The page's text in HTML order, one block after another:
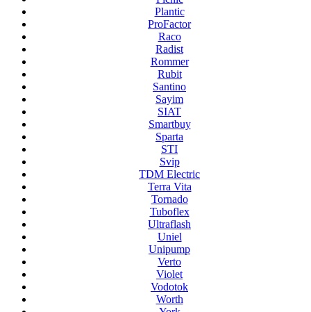
Plantic
ProFactor
Raco
Radist
Rommer
Rubit
Santino
Sayim
SIAT
Smartbuy
Sparta
STI
Svip
TDM Electric
Terra Vita
Tornado
Tuboflex
Ultraflash
Uniel
Unipump
Verto
Violet
Vodotok
Worth